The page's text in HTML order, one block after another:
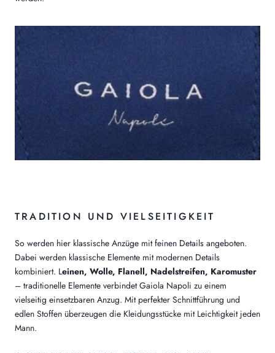
TRADITION UND VIELSEITIGKEIT
So werden hier klassische Anzüge mit feinen Details angeboten.
Dabei werden klassische Elemente mit modernen Details
kombiniert. Leinen, Wolle, Flanell, Nadelstreifen, Karomuster
– traditionelle Elemente verbindet Gaiola Napoli zu einem
vielseitig einsetzbaren Anzug. Mit perfekter Schnittführung und
edlen Stoffen überzeugen die Kleidungsstücke mit Leichtigkeit jeden
Mann.